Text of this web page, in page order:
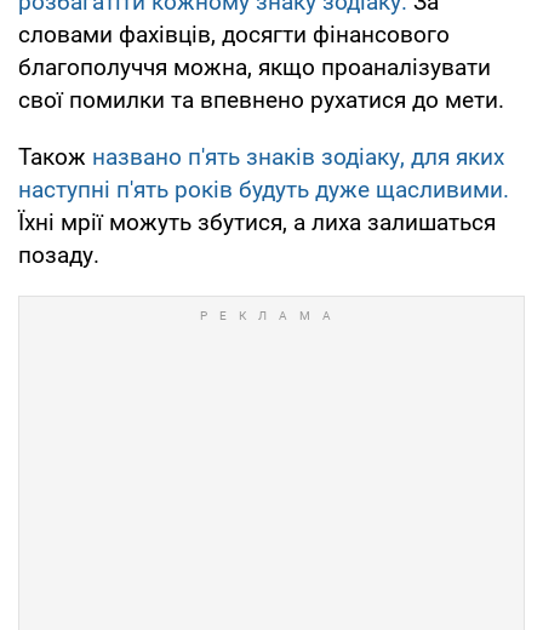
словами фахівців, досягти фінансового
благополуччя можна, якщо проаналізувати
свої помилки та впевнено рухатися до мети.
Також названо п'ять знаків зодіаку, для яких
наступні п'ять років будуть дуже щасливими.
Їхні мрії можуть збутися, а лиха залишаться
позаду.